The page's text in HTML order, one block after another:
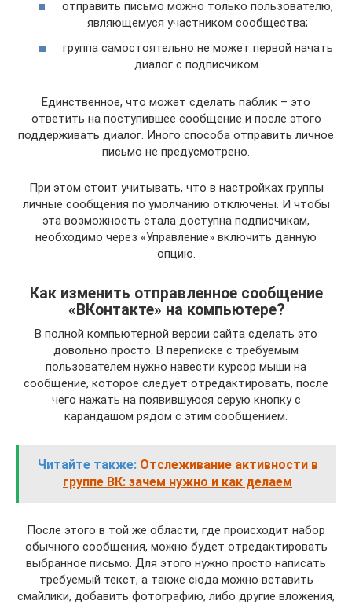
отправить письмо можно только пользователю,
являющемуся участником сообщества;
группа самостоятельно не может первой начать
диалог с подписчиком.
Единственное, что может сделать паблик – это
ответить на поступившее сообщение и после этого
поддерживать диалог. Иного способа отправить личное
письмо не предусмотрено.
При этом стоит учитывать, что в настройках группы
личные сообщения по умолчанию отключены. И чтобы
эта возможность стала доступна подписчикам,
необходимо через «Управление» включить данную
опцию.
Как изменить отправленное сообщение
«ВКонтакте» на компьютере?
В полной компьютерной версии сайта сделать это
довольно просто. В переписке с требуемым
пользователем нужно навести курсор мыши на
сообщение, которое следует отредактировать, после
чего нажать на появившуюся серую кнопку с
карандашом рядом с этим сообщением.
Читайте также: Отслеживание активности в
группе ВК: зачем нужно и как делаем
После этого в той же области, где происходит набор
обычного сообщения, можно будет отредактировать
выбранное письмо. Для этого нужно просто написать
требуемый текст, а также сюда можно вставить
смайлики, добавить фотографию, либо другие вложения,